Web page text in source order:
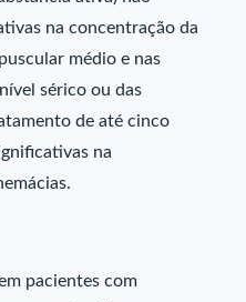
na concentração da
médio e nas
sérico ou das
de até cinco
na
pacientes com